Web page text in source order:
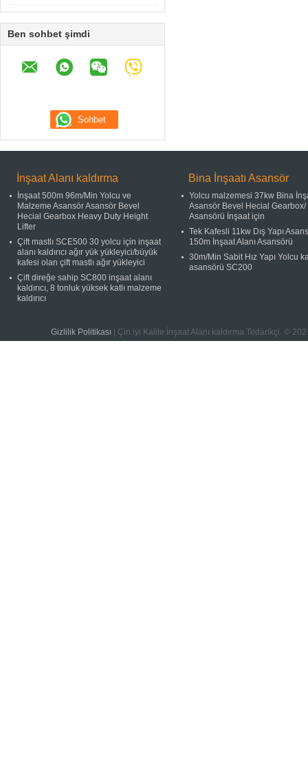
Ben sohbet şimdi
İnşaat Alanı kaldırma
İnşaat 500m 96m/Min Yolcu ve
Malzeme Asansör Asansör Bevel
Hecial Gearbox Heavy Duty Height
Lifter
Çift mastlı SCE500 30 yolcu için inşaat
alanı kaldırıcı ağır yük yükleyici/büyük
kafesi olan çift mastlı ağır yükleyici
Çift direğe sahip SC800 inşaat alanı
kaldırıcı, 8 tonluk yüksek katlı malzeme
kaldırıcı
Bina İnşaatı Asansör
Yolcu malzemesi 37kw Bina
Asansör Bevel Hecial Gearbox/
Asansörü İnşaat için
Tek Kafesli 11kw Dış Yapı
150m İnşaat Alanı Asansörü
30m/Min Sabit Hız Yapı Yolcu
asansörü SC200
Gizlilik Politikası | Çin iyi Kalite İnşaat Alanı kaldırma Tedarikçi. ©